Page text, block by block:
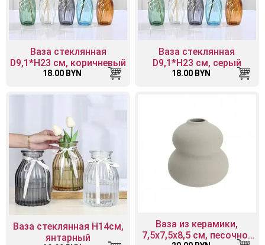
Ваза стеклянная
D9,1*H23 см, коричневый
18.00 BYN
Ваза стеклянная
D9,1*H23 см, серый
18.00 BYN
Ваза стеклянная H14см,
янтарный
Ваза из керамики,
7,5х7,5х8,5 см, песочно-